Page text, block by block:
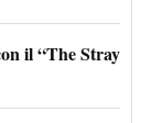
il “The Stray